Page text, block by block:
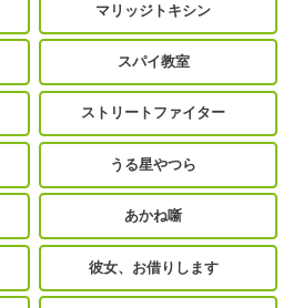
マリッジトキシン
スパイ教室
ストリートファイター
うる星やつら
あかね噺
彼女、お借りします